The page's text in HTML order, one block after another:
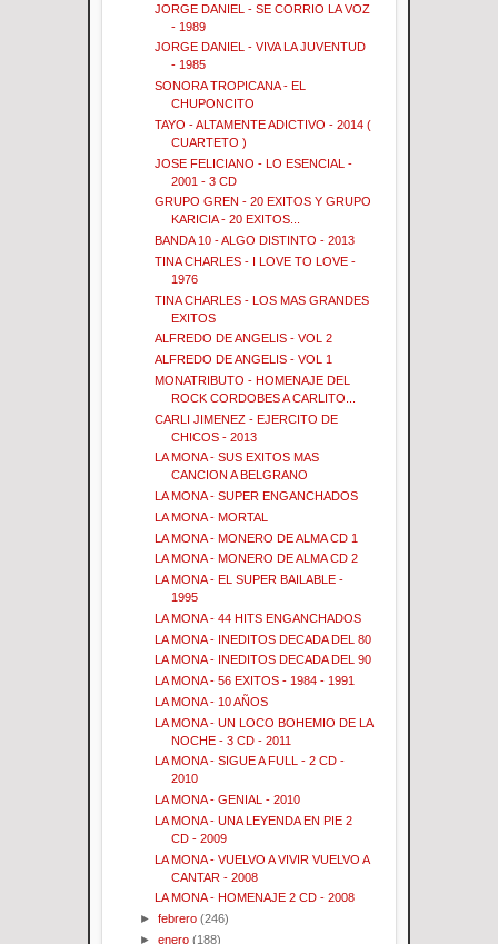
JORGE DANIEL - SE CORRIO LA VOZ
- 1989
JORGE DANIEL - VIVA LA JUVENTUD
- 1985
SONORA TROPICANA - EL
CHUPONCITO
TAYO - ALTAMENTE ADICTIVO - 2014 (
CUARTETO )
JOSE FELICIANO - LO ESENCIAL -
2001 - 3 CD
GRUPO GREN - 20 EXITOS Y GRUPO
KARICIA - 20 EXITOS...
BANDA 10 - ALGO DISTINTO - 2013
TINA CHARLES - I LOVE TO LOVE -
1976
TINA CHARLES - LOS MAS GRANDES
EXITOS
ALFREDO DE ANGELIS - VOL 2
ALFREDO DE ANGELIS - VOL 1
MONATRIBUTO - HOMENAJE DEL
ROCK CORDOBES A CARLITO...
CARLI JIMENEZ - EJERCITO DE
CHICOS - 2013
LA MONA - SUS EXITOS MAS
CANCION A BELGRANO
LA MONA - SUPER ENGANCHADOS
LA MONA - MORTAL
LA MONA - MONERO DE ALMA CD 1
LA MONA - MONERO DE ALMA CD 2
LA MONA - EL SUPER BAILABLE -
1995
LA MONA - 44 HITS ENGANCHADOS
LA MONA - INEDITOS DECADA DEL 80
LA MONA - INEDITOS DECADA DEL 90
LA MONA - 56 EXITOS - 1984 - 1991
LA MONA - 10 AÑOS
LA MONA - UN LOCO BOHEMIO DE LA
NOCHE - 3 CD - 2011
LA MONA - SIGUE A FULL - 2 CD -
2010
LA MONA - GENIAL - 2010
LA MONA - UNA LEYENDA EN PIE 2
CD - 2009
LA MONA - VUELVO A VIVIR VUELVO A
CANTAR - 2008
LA MONA - HOMENAJE 2 CD - 2008
►febrero (246)
►enero (188)